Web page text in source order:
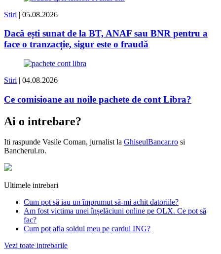
Stiri | 05.08.2026
Dacă ești sunat de la BT, ANAF sau BNR pentru a
face o tranzacție, sigur este o fraudă
Stiri | 04.08.2026
Ce comisioane au noile pachete de cont Libra?
Ai o intrebare?
Iti raspunde Vasile Coman, jurnalist la GhiseulBancar.ro si
Bancherul.ro.
Ultimele intrebari
Cum pot să iau un împrumut să-mi achit datoriile?
Am fost victima unei înșelăciuni online pe OLX. Ce pot să
fac?
Cum pot afla soldul meu pe cardul ING?
Vezi toate intrebarile